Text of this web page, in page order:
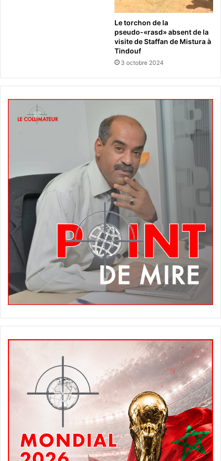
Le torchon de la
pseudo-«rasd» absent de la
visite de Staffan de Mistura à
Tindouf
3 octobre 2024